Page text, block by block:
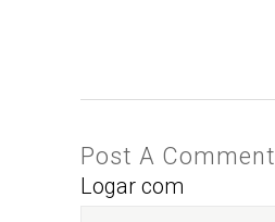
Post A Comment
Logar com